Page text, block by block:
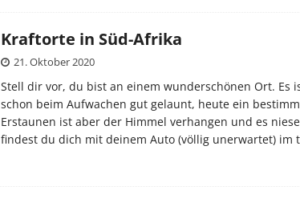
Kraftorte in Süd-Afrika
21. Oktober 2020
Stell dir vor, du bist an einem wunderschönen Ort. Es
schon beim Aufwachen gut gelaunt, heute ein
Erstaunen ist aber der Himmel verhangen und es
findest du dich mit deinem Auto (völlig unerwartet) im